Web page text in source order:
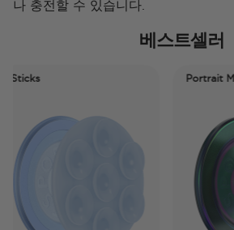
나 충전할 수 있습니다.
베스트셀러
Portrait Mode